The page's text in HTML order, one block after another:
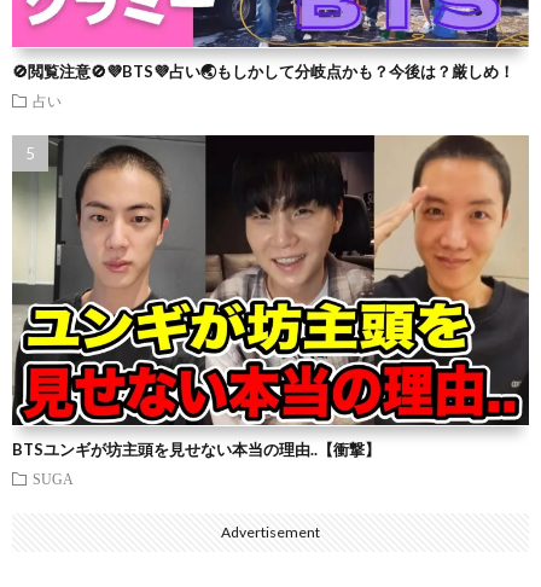
🚫閲覧注意🚫💜BTS💜占い🌏もしかして分岐点かも？今後は？厳しめ！
占い
BTSユンギが坊主頭を見せない本当の理由..【衝撃】
SUGA
Advertisement